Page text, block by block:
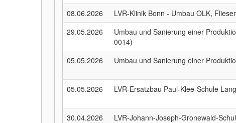
08.06.2026 LVR-Klinik Bonn - Umbau OLK,
29.05.2026
Umbau und Sanierung einer
0014)
05.05.2026 Umbau und Sanierung einer
05.05.2026 LVR-Ersatzbau Paul-Klee-Schule
30.04.2026 LVR-Johann-Joseph-Gronewald-